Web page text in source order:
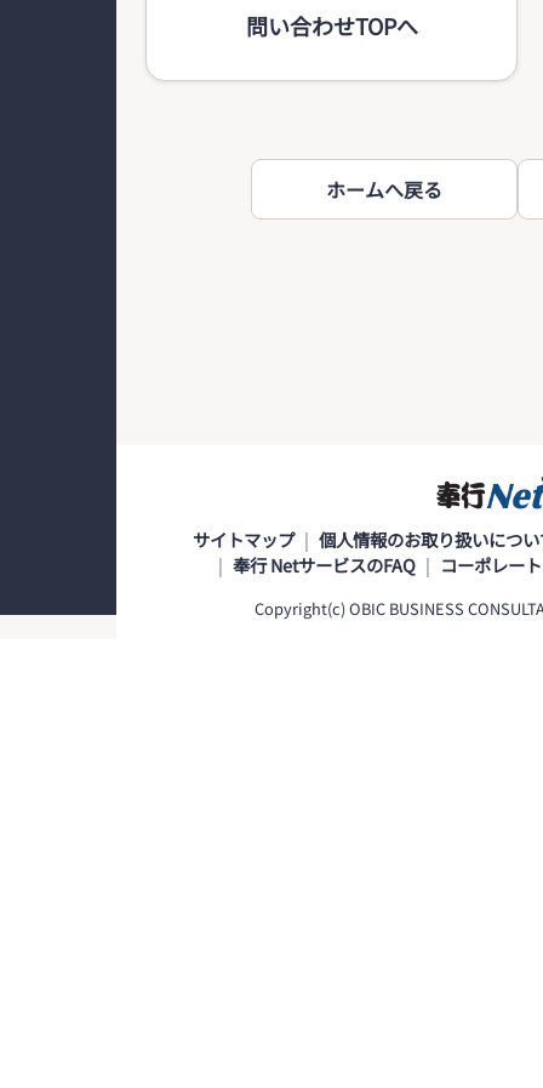
問い合わせTOPへ
ホームへ戻る
サイトマップ
個人情報のお取り扱いにつ
奉行 NetサービスのFAQ
コーポレー
Copyright(c) OBIC BUSINESS